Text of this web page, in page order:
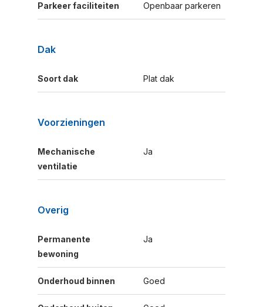
Parkeer faciliteiten Openbaar parkeren
Dak
Soort dak Plat dak
Voorzieningen
Mechanische
ventilatie
Ja
Overig
Permanente
bewoning
Ja
Onderhoud binnen Goed